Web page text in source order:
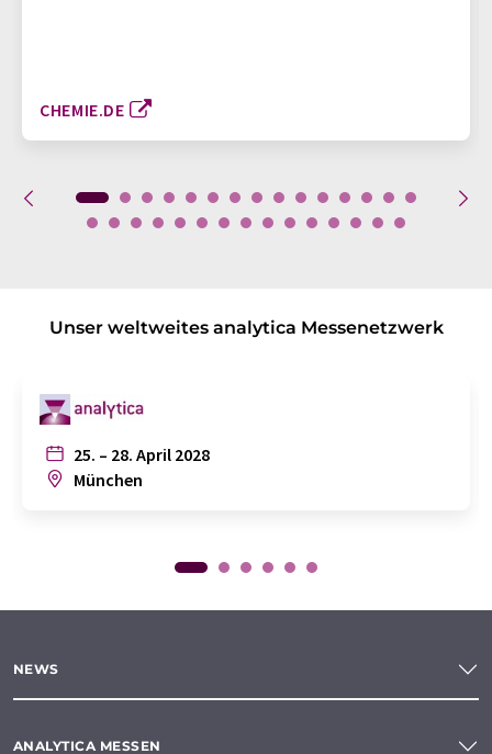
CHEMIE.DE
Unser weltweites analytica Messenetzwerk
25. – 28. April 2028
München
NEWS
ANALYTICA MESSEN